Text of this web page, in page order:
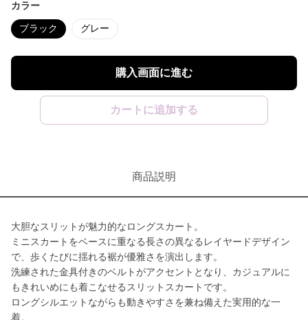
カラー
ブラック グレー
購入画面に進む
カートに追加する
商品説明
大胆なスリットが魅力的なロングスカート。
ミニスカートをベースに重なる長さの異なるレイヤードデザイン
で、歩くたびに揺れる裾が優雅さを演出します。
洗練された金具付きのベルトがアクセントとなり、カジュアルに
もきれいめにも着こなせるスリットスカートです。
ロングシルエットながらも動きやすさを兼ね備えた実用的な一
着。